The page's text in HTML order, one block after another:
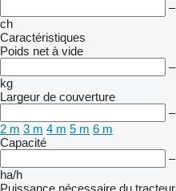
–
ch
Caractéristiques
Poids net à vide
–
kg
Largeur de couverture
–
2 m 3 m 4 m 5 m 6 m
Capacité
–
ha/h
Puissance nécessaire du tracteur